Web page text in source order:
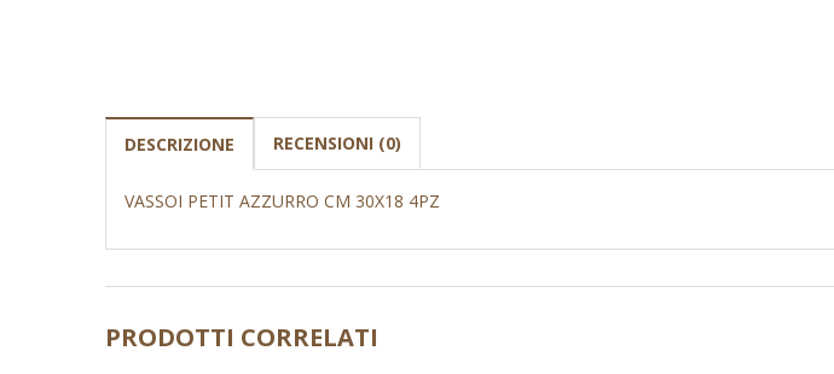
DESCRIZIONE RECENSIONI (0)
VASSOI PETIT AZZURRO CM 30X18 4PZ
PRODOTTI CORRELATI